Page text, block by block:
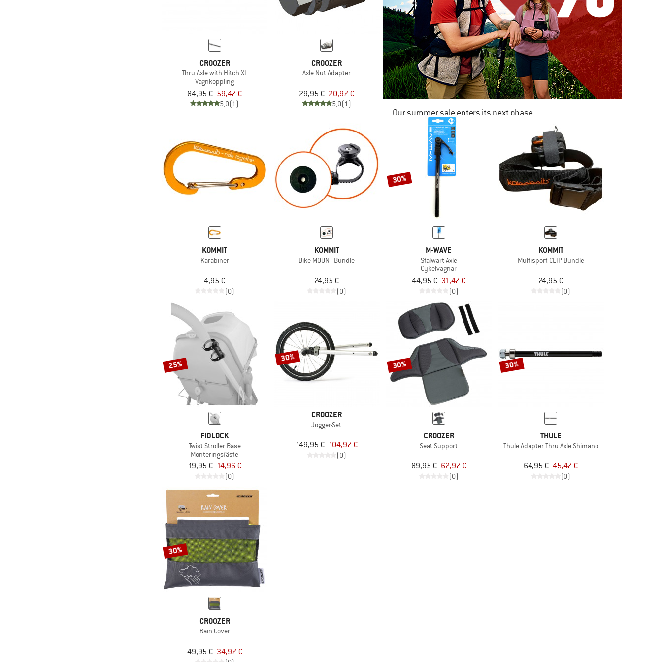
CROOZER
Thru Axle with Hitch XL
Vagnkoppling
84,95 € 59,47 €
5,0(1)
CROOZER
Axle Nut Adapter
29,95 € 20,97 €
5,0(1)
Our summer sale enters its next phase
NOW UP TO 50% OFF
TO THE SALE
KOMMIT
Karabiner
4,95 €
(0)
KOMMIT
Bike MOUNT Bundle
24,95 €
(0)
30%
M-WAVE
Stalwart Axle
Cykelvagnar
44,95 € 31,47 €
(0)
KOMMIT
Multisport CLIP Bundle
24,95 €
(0)
25%
FIDLOCK
Twist Stroller Base
Monteringsfäste
19,95 € 14,96 €
(0)
30%
CROOZER
Jogger-Set
149,95 € 104,97 €
(0)
30%
CROOZER
Seat Support
89,95 € 62,97 €
(0)
30%
THULE
Thule Adapter Thru Axle Shimano
64,95 € 45,47 €
(0)
30%
CROOZER
Rain Cover
49,95 € 34,97 €